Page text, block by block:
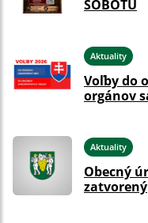
SOBOTU
Aktuality
Voľby do
orgánov
Aktuality
Obecný
zatvorený